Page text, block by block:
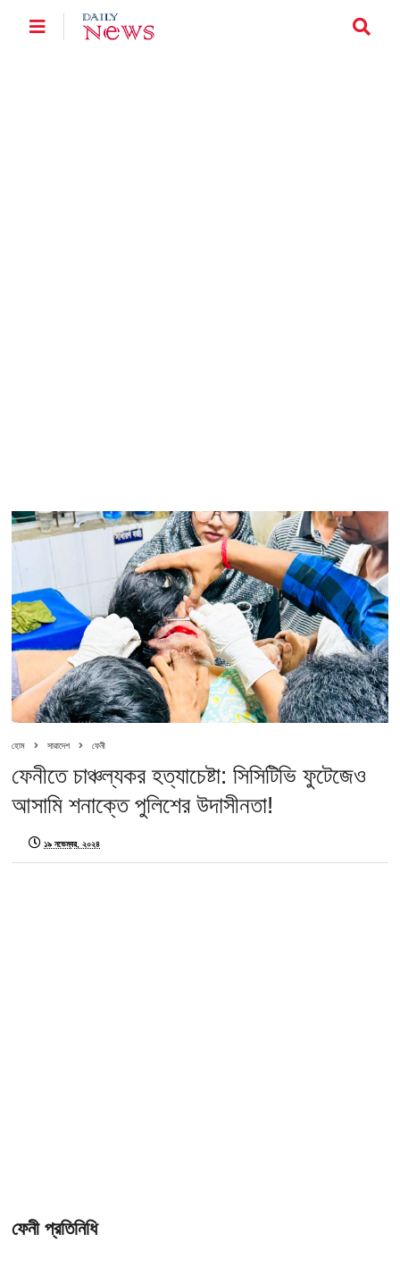
হোম সারাদেশ ফেনী
ফেনীতে চাঞ্চল্যকর হত্যাচেষ্টা: সিসিটিভি ফুটেজেও
আসামি শনাক্তে পুলিশের উদাসীনতা!
১৯ নভেম্বর, ২০২৪
ফেনী প্রতিনিধি